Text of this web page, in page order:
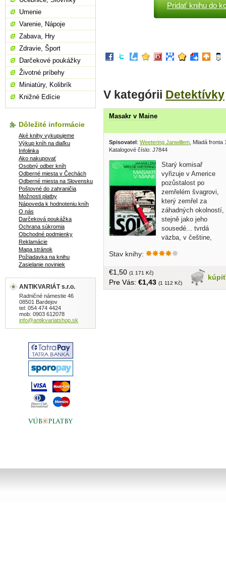
Pridať knihu do
V kategórii Detektívky
Masakr v Maine
Spisovatel: Weetering Janwillem , Mladá fronta
Katalogové číslo: J7844
Starý komisař
vyřizuje v Americe
pozůstalost po
zemřelém švagrovi,
který zemřel za
záhadných okolností,
stejně jako jeho
sousedé... tvrdá
väzba, v češtine,
Stav knihy:
kúpiť
€1,50 (1 171 Kč)
Pre Vás: €1,43 (1 112 Kč)
Umenie
Varenie, Nápoje
Zabava, Hry
Zdravie, Šport
Darčekové poukážky
Životné príbehy
Miniatúry, Kolibrík
Knižné Edície
Dôležité informácie
Aké knihy vykupujeme
Výkup kníh na diaľku
Infolinka
Ako nakupovať
Osobný odber kníh
Odberné miesta v Čechách
Odberné miesta na Slovensku
Poštovné do zahraničia
Možnosti platby
Nápoveda k hodnoteniu kníh
O nás
Darčeková poukážka
Ochrana súkromia
Obchodné podmienky
Reklamácie
Mapa stránok
Požiadavka na knihu
Zasielanie noviniek
ANTIKVARIÁT s.r.o.
Radničné námestie 46
08501 Bardejov
tel: 054 474 4424
mob: 0903 612078
info@antikvariatshop.sk